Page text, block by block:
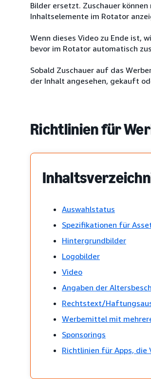
Bilder ersetzt. Zuschauer
Inhaltselemente im Rotator
Wenn dieses Video zu Ende ist,
bevor im Rotator automatisch
Sobald Zuschauer auf das
der Inhalt angesehen, gekauft
Richtlinien für
Auswahlstatus
Spezifikationen für
Hintergrundbilder
Logobilder
Video
Angaben der
Rechtstext/
Werbemittel mit
Sponsorings
Richtlinien für Apps, die